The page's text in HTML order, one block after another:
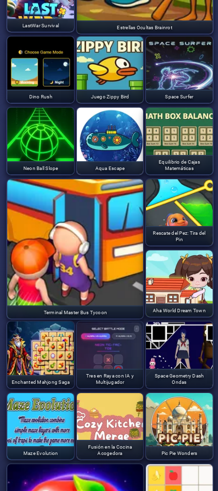
Estrellas Ocultas Brainrot
LastWar Survival
Dino Rush Juego Zippy Bird Space Surfer
Neon Ball Slope Aqua Escape
Equilibrio de Cajas
Matemáticas
Terminal Master Bus Tycoon
Rescate del Pez: Tira del
Pin
Aha World Dream Town
Enchanted Mahjong Saga
Tres en Raya con IA y
Multijugador
Space Geometry Dash
Ondas
Maze Evolution
Fusión en la Cocina
Acogedora
Pic Pie Wonders